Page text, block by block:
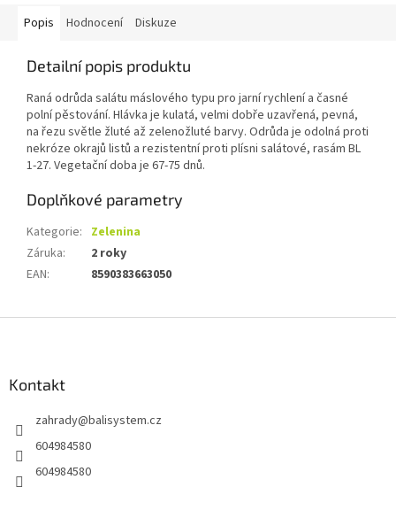
Popis Hodnocení Diskuze
Detailní popis produktu
Raná odrůda salátu máslového typu pro jarní rychlení a časné
polní pěstování. Hlávka je kulatá, velmi dobře uzavřená, pevná,
na řezu světle žluté až zelenožluté barvy. Odrůda je odolná proti
nekróze okrajů listů a rezistentní proti plísni salátové, rasám BL
1-27. Vegetační doba je 67-75 dnů.
Doplňkové parametry
Kategorie: Zelenina
Záruka:
2 roky
EAN: 8590383663050
Kontakt
zahrady@balisystem.cz
604984580
604984580